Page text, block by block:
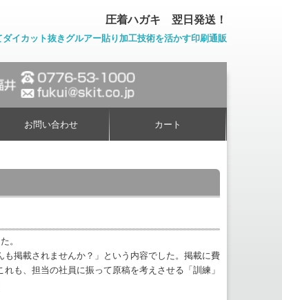
圧着ハガキ 翌日発送！
イカット抜きグルアー貼り加工技術を活かす印刷通販
お問い合わせ カート
。
掲載されませんか？」という内容でした。掲載に費
も、担当の社員に振って原稿を考えさせる「訓練」